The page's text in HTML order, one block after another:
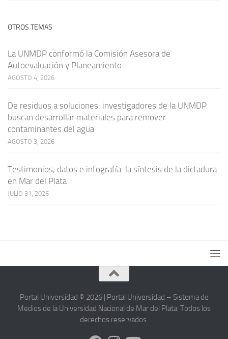
OTROS TEMAS
La UNMDP conformó la Comisión Asesora de
Autoevaluación y Planeamiento
AGOSTO 4, 2026
De residuos a soluciones: investigadores de la UNMDP
buscan desarrollar materiales para remover
contaminantes del agua
AGOSTO 3, 2026
Testimonios, datos e infografía: la síntesis de la dictadura
en Mar del Plata
JULIO 31, 2026
Portal Universidad © 2026 | Portal Universidad – Sistema de
Medios de la Universidad Nacional de Mar del Plata. Todos los
derechos reservados.